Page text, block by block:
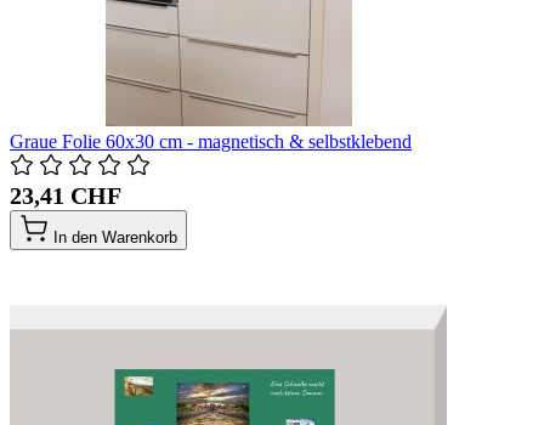
Graue Folie 60x30 cm - magnetisch & selbstklebend
23,41 CHF
In den Warenkorb